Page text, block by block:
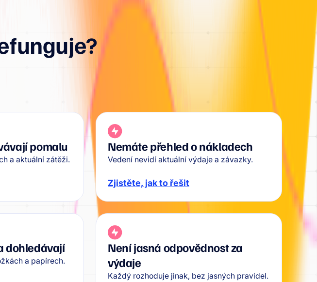
pomalu
a aktuální zátěži.
Nemáte přehled o nákladech
Vedení nevidí aktuální výdaje a závazky.
Zjistěte, jak to řešit
dohledávají
a papírech.
Není jasná odpovědnost za
výdaje
Každý rozhoduje jinak, bez jasných pravidel.